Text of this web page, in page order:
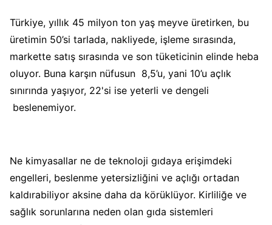
Türkiye, yıllık 45 milyon ton yaş meyve üretirken, bu
üretimin 50’si tarlada, nakliyede, işleme sırasında,
markette satış sırasında ve son tüketicinin elinde heba
oluyor. Buna karşın nüfusun 8,5’u, yani 10’u açlık
sınırında yaşıyor, 22'si ise yeterli ve dengeli
beslenemiyor.
Ne kimyasallar ne de teknoloji gıdaya erişimdeki
engelleri, beslenme yetersizliğini ve açlığı ortadan
kaldırabiliyor aksine daha da körüklüyor. Kirliliğe ve
sağlık sorunlarına neden olan gıda sistemleri